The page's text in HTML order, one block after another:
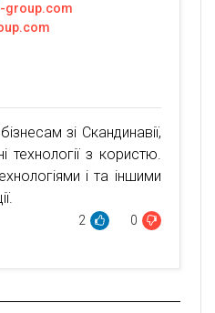
group.com
зі Скандинавії,
технології з користю.
і та іншими
2 0